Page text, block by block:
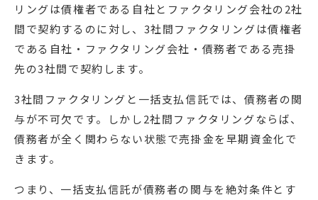
リングは債権者である自社とファクタリング会社の2社
間で契約するのに対し、3社間ファクタリングは債権者
である自社・ファクタリング会社・債務者である売掛
先の3社間で契約します。
3社間ファクタリングと一括支払信託では、債務者の関
与が不可欠です。しかし2社間ファクタリングならば、
債務者が全く関わらない状態で売掛金を早期資金化で
きます。
つまり、一括支払信託が債務者の関与を絶対条件とす